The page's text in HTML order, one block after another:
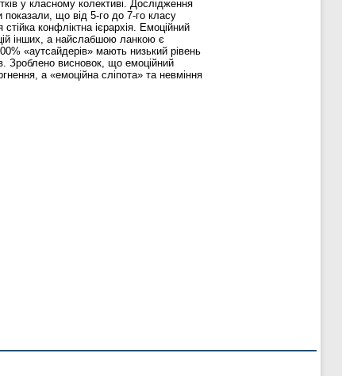
у класному колективі. Дослідження
що від 5-го до 7-го класу
конфліктна ієрархія. Емоційний
інших, а найслабшою ланкою є
«аутсайдерів» мають низький рівень
Зроблено висновок, що емоційний
а «емоційна сліпота» та невміння